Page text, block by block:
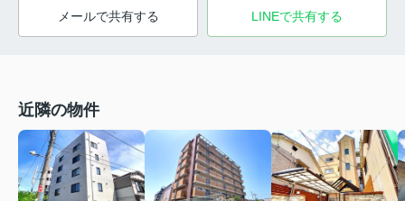
メールで共有する LINEで共有する
近隣の物件